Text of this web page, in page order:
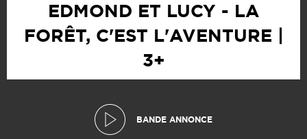
EDMOND ET LUCY - LA
FORÊT, C'EST L'AVENTURE |
3+
BANDE ANNONCE